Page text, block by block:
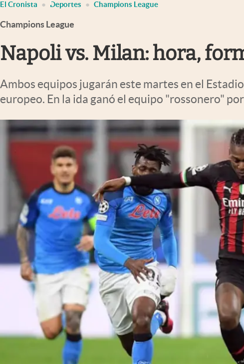
Infotechnology
Clase
Clima
Mundial 2026
Eventos Corporativos
El Cronista Studio
Mediakit
abre en nueva pestaña
El Cronista Deportes Champions League
Champions League
Napoli vs. Milan: hora,
Ambos equipos jugarán este martes en el
europeo. En la ida ganó el equipo "rossonero"